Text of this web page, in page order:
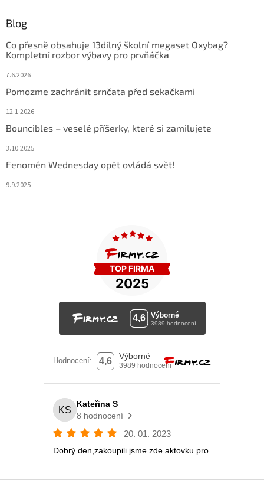
Blog
Co přesně obsahuje 13dílný školní megaset Oxybag?
Kompletní rozbor výbavy pro prvňáčka
7.6.2026
Pomozme zachránit srnčata před sekačkami
12.1.2026
Bouncibles – veselé příšerky, které si zamilujete
3.10.2025
Fenomén Wednesday opět ovládá svět!
9.9.2025